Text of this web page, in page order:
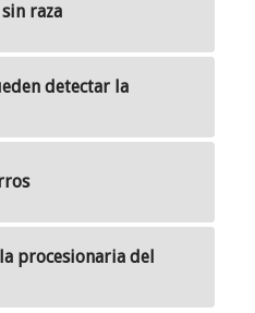
raza
detectar la
procesionaria del